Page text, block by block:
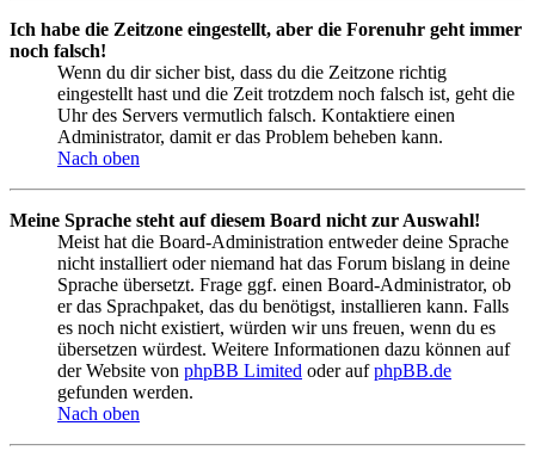
Ich habe die Zeitzone eingestellt, aber die Forenuhr geht immer
noch falsch!
Wenn du dir sicher bist, dass du die Zeitzone richtig
eingestellt hast und die Zeit trotzdem noch falsch ist, geht die
Uhr des Servers vermutlich falsch. Kontaktiere einen
Administrator, damit er das Problem beheben kann.
Nach oben
Meine Sprache steht auf diesem Board nicht zur Auswahl!
Meist hat die Board-Administration entweder deine Sprache
nicht installiert oder niemand hat das Forum bislang in deine
Sprache übersetzt. Frage ggf. einen Board-Administrator, ob
er das Sprachpaket, das du benötigst, installieren kann. Falls
es noch nicht existiert, würden wir uns freuen, wenn du es
übersetzen würdest. Weitere Informationen dazu können auf
der Website von phpBB Limited oder aufphpBB.de
gefunden werden.
Nach oben